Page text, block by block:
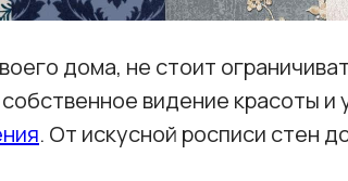
дома, не стоит
видение красоты
. От искусной росписи стен